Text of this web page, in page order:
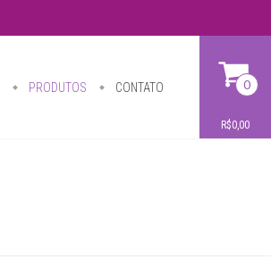
PRODUTOS CONTATO 0
R$0,00